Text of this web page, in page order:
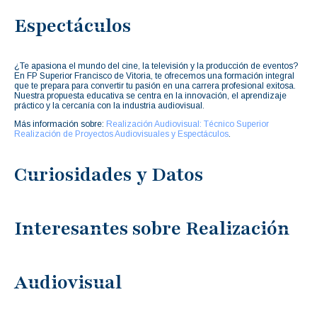
Espectáculos
¿Te apasiona el mundo del cine, la televisión y la producción de eventos?
En FP Superior Francisco de Vitoria, te ofrecemos una formación integral
que te prepara para convertir tu pasión en una carrera profesional exitosa.
Nuestra propuesta educativa se centra en la innovación, el aprendizaje
práctico y la cercanía con la industria audiovisual.
Más información sobre: Realización Audiovisual: Técnico Superior
Realización de Proyectos Audiovisuales y Espectáculos.
Curiosidades y Datos
Interesantes sobre Realización
Audiovisual